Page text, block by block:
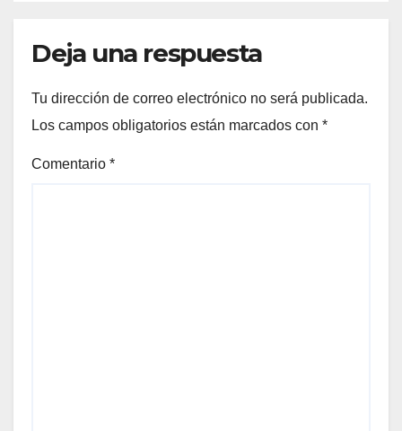
Deja una respuesta
Tu dirección de correo electrónico no será publicada.
Los campos obligatorios están marcados con *
Comentario *